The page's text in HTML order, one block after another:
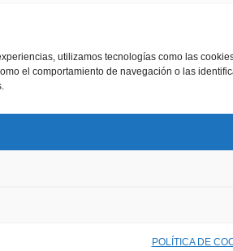
utilizamos tecnologías como las
el comportamiento de navegación o las
POLÍTICA DE